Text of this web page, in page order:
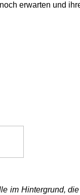
erwarten und
im Hintergrund,